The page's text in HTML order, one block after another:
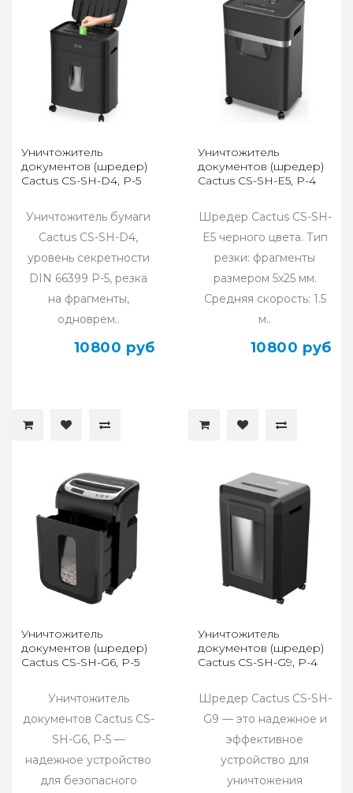
Уничтожитель
документов (шредер)
Cactus CS-SH-D4, P-5
Уничтожитель бумаги
Cactus CS-SH-D4,
уровень секретности
DIN 66399 P-5, резка
на фрагменты,
одноврем..
10800 руб
Уничтожитель
документов (шредер)
Cactus CS-SH-E5, P-4
Шредер Cactus CS-SH-
E5 черного цвета. Тип
резки: фрагменты
размером 5х25 мм.
Средняя скорость: 1.5
м..
10800 руб
Уничтожитель
документов (шредер)
Cactus CS-SH-G6, P-5
Уничтожитель
документов Cactus CS-
SH-G6, P-5 —
надежное устройство
для безопасного
Уничтожитель
документов (шредер)
Cactus CS-SH-G9, P-4
Шредер Cactus CS-SH-
G9 — это надежное и
эффективное
устройство для
уничтожения